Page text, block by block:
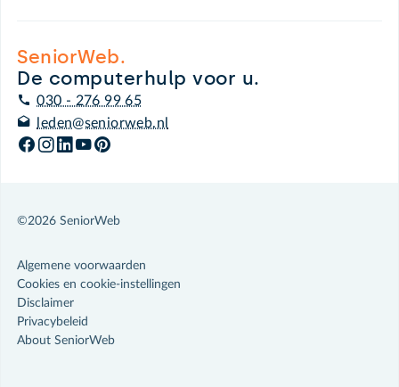
SeniorWeb.
De computerhulp voor u.
030 - 276 99 65
leden@seniorweb.nl
©2026 SeniorWeb
Algemene voorwaarden
Cookies en cookie-instellingen
Disclaimer
Privacybeleid
About SeniorWeb